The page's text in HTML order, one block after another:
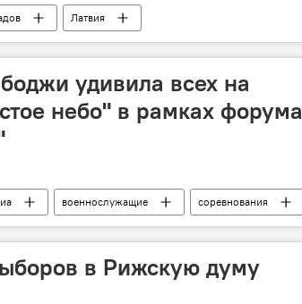
Латвия
удивила всех на
небо" в рамках форума
военнослужащие соревнования
в Рижскую думу